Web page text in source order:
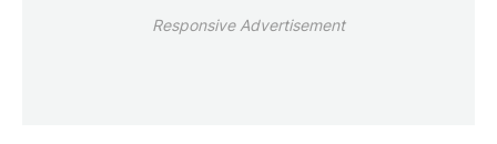
Responsive Advertisement